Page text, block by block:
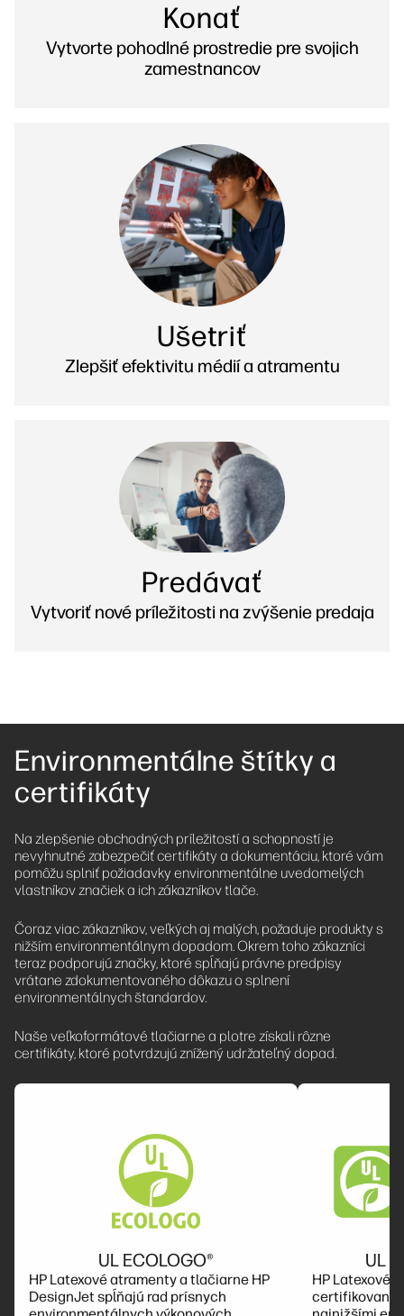
Konať
Vytvorte pohodlné prostredie pre svojich
zamestnancov
Ušetriť
Zlepšiť efektivitu médií a atramentu
Predávať
Vytvoriť nové príležitosti na zvýšenie predaja
Environmentálne štítky a
certifikáty
Na zlepšenie obchodných príležitostí a schopností je
nevyhnutné zabezpečiť certifikáty a dokumentáciu, ktoré vám
pomôžu splniť požiadavky environmentálne uvedomelých
vlastníkov značiek a ich zákazníkov tlače.
Čoraz viac zákazníkov, veľkých aj malých, požaduje produkty s
nižším environmentálnym dopadom. Okrem toho zákazníci
teraz podporujú značky, ktoré spĺňajú právne predpisy
vrátane zdokumentovaného dôkazu o splnení
environmentálnych štandardov.
Naše veľkoformátové tlačiarne a plotre získali rôzne
certifikáty, ktoré potvrdzujú znížený udržateľný dopad.
UL ECOLOGO®
HP Latexové atramenty a tlačiarne HP
DesignJet spĺňajú rad prísnych
UL
HP Latexové
certifikované